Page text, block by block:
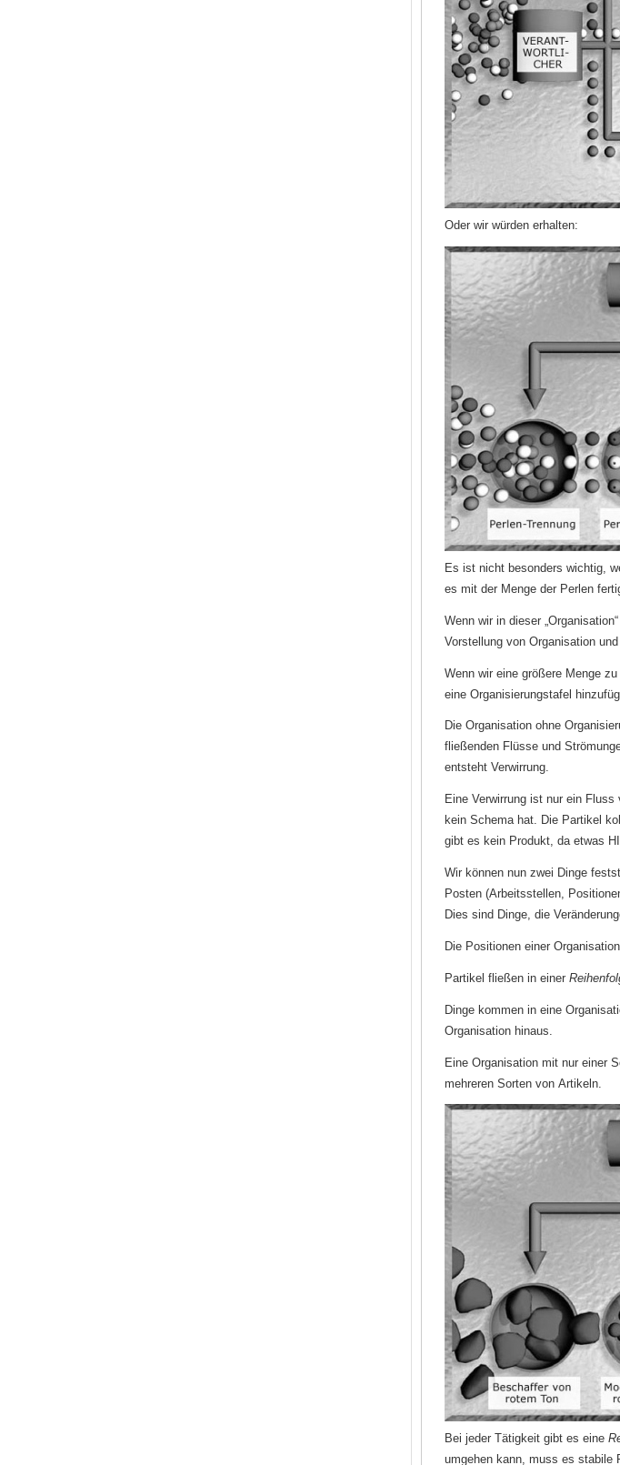
Oder wir würden erhalten:
Es ist nicht besonders wichtig,
es mit der Menge der Perlen
Wenn wir in dieser
Vorstellung von Organisation
Wenn wir eine größere Menge
eine Organisierungstafel
Die Organisation ohne
fließenden Flüsse und
entsteht Verwirrung.
Eine Verwirrung ist nur ein
kein Schema hat. Die Partikel
gibt es kein Produkt, da etwas
Wir können nun zwei Dinge
Posten (Arbeitsstellen,
Dies sind Dinge, die
Die Positionen einer
Partikel fließen in einer
Dinge kommen in eine
Organisation hinaus.
Eine Organisation mit nur einer
mehreren Sorten von Artikeln.
Bei jeder Tätigkeit gibt es eine
umgehen kann, muss es stabile